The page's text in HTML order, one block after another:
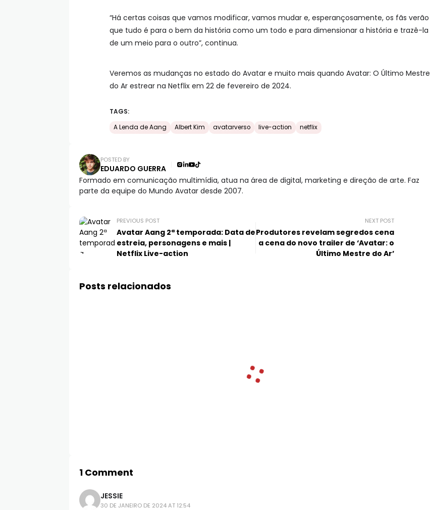
“Há certas coisas que vamos modificar, vamos mudar e, esperançosamente, os fãs verão
que tudo é para o bem da história como um todo e para dimensionar a história e trazê-la
de um meio para o outro”, continua.
Veremos as mudanças no estado do Avatar e muito mais quando Avatar: O Último Mestre
do Ar estrear na Netflix em 22 de fevereiro de 2024.
TAGS:
A Lenda de Aang
Albert Kim avatarverso live-action netflix
POSTED BY
EDUARDO GUERRA
Formado em comunicação multimídia, atua na área de digital, marketing e direção de arte. Faz
parte da equipe do Mundo Avatar desde 2007.
PREVIOUS POST
Avatar Aang 2ª temporada: Data de
estreia, personagens e mais |
Netflix Live-action
NEXT POST
Produtores revelam segredos cena
a cena do novo trailer de ‘Avatar: o
Último Mestre do Ar’
Posts relacionados
1 Comment
JESSIE
30 DE JANEIRO DE 2024 AT 12:54